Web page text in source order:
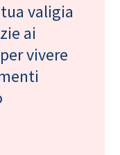
valigia
ai
vivere